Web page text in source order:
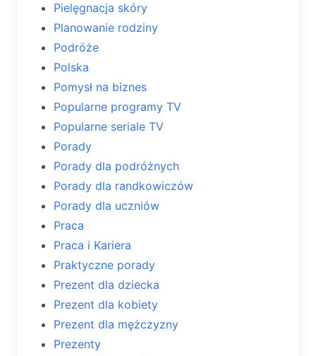
Pielęgnacja skóry
Planowanie rodziny
Podróże
Polska
Pomysł na biznes
Popularne programy TV
Popularne seriale TV
Porady
Porady dla podróżnych
Porady dla randkowiczów
Porady dla uczniów
Praca
Praca i Kariera
Praktyczne porady
Prezent dla dziecka
Prezent dla kobiety
Prezent dla mężczyzny
Prezenty